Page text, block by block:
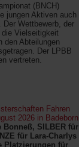
(BNCH)
jungen Aktiven auch
Der Wettbewerb, der
die Vielseitigkeit
den Abteilungen
Der LPBB
vertreten.
Fahren
2026 in Badeborn
Bonneß, SILBER für
für Lara-Charlys
Platzierungen für